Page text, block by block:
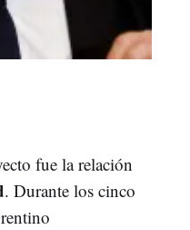
fue la relación
. Durante los cinco